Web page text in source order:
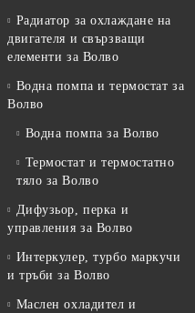
Радиатор за охлаждане на
двигателя и свързващи
елементи за Волво
Водна помпа и термостат за
Волво
Водна помпа за Волво
Термостат и термостатно
тяло за Волво
Дифузьор, перка и
управления за Волво
Интеркулер, турбо маркучи
и тръби за Волво
Маслен охладител и